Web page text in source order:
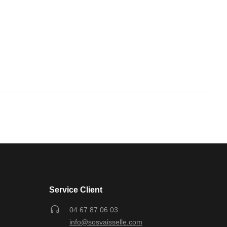
Service Client
04 67 87 06 03
info@sosvaisselle.com